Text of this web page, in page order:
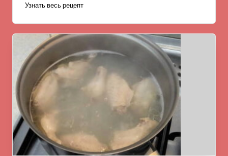
Узнать весь рецепт